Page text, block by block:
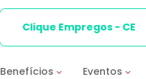
Benefícios Eventos
Clique Empregos - CE